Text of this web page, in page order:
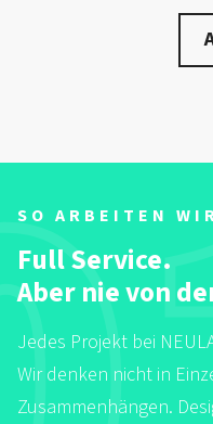
SO ARBEITEN
Full Service.
Aber nie von
Jedes Projekt bei
Wir denken nicht in
Zusammenhängen.